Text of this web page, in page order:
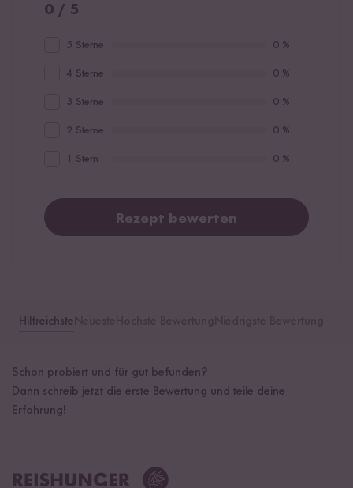
0 / 5
5 Sterne 0 %
4 Sterne 0 %
3 Sterne 0 %
2 Sterne 0 %
1 Stern 0 %
Rezept bewerten
Hilfreichste
Schon probiert und für gut befunden?
Dann schreib jetzt die erste Bewertung und teile deine
Erfahrung!